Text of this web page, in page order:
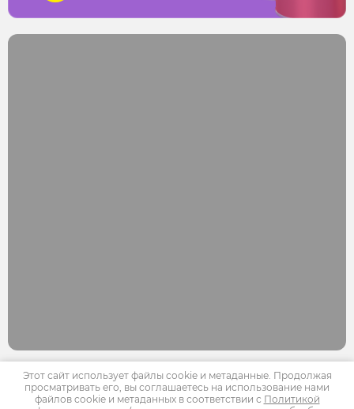
Copyright © 2012 - 2026 ООО "Все Краски для Вас"
Этот сайт использует файлы cookie и метаданные. Продолжая
просматривать его, вы соглашаетесь на использование нами
файлов cookie и метаданных в соответствии с Политикой